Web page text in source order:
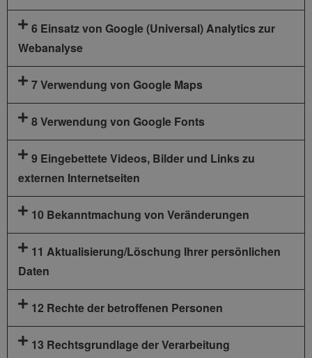
6 Einsatz von Google (Universal) Analytics zur
Webanalyse
7 Verwendung von Google Maps
8 Verwendung von Google Fonts
9 Eingebettete Videos, Bilder und Links zu
externen Internetseiten
10 Bekanntmachung von Veränderungen
11 Aktualisierung/Löschung Ihrer persönlichen
Daten
12 Rechte der betroffenen Personen
13 Rechtsgrundlage der Verarbeitung